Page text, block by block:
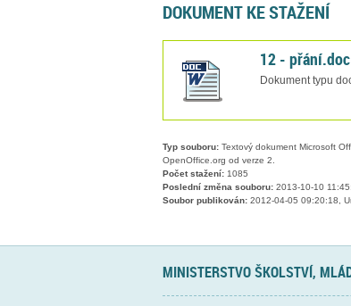
DOKUMENT KE STAŽENÍ
12 - přání.doc
Dokument typu
Typ souboru: Textový dokument Microsoft
OpenOffice.org od verze 2.
Počet stažení: 1085
Poslední změna souboru: 2013-10-10
Soubor publikován: 2012-04-05 09:20:18,
MINISTERSTVO ŠKOLSTVÍ,